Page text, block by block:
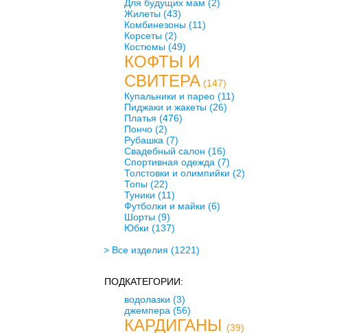
Для будущих мам (2)
Жилеты(43)
Комбинезоны(11)
Корсеты(2)
Костюмы(49)
КОФТЫ И
СВИТЕРА(147)
Купальники и парео(11)
Пиджаки и жакеты(26)
Платья (476)
Пончо(2)
Рубашка (7)
Свадебный салон (16)
Спортивная одежда (7)
Толстовки и олимпийки (2)
Топы(22)
Туники (11)
Футболки и майки (6)
Шорты(9)
Юбки (137)
> Все изделия (1221)
ПОДКАТЕГОРИИ:
водолазки (3)
джемпера (56)
КАРДИГАНЫ (39)